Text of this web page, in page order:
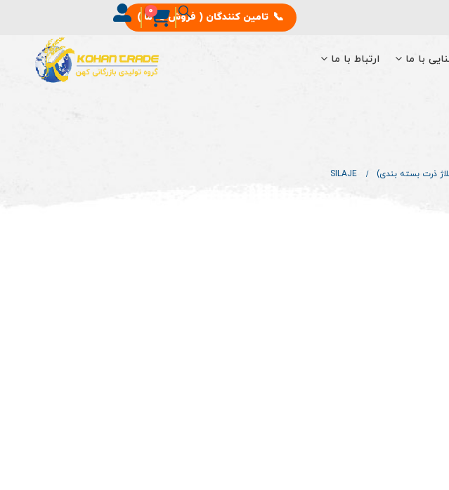
📞 تامین‌ کنندگان ( فروش به ما )
0
با ما ارتباط با ما
ذرت بسته بندی) SILAJE